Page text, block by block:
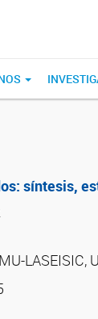
síntesis,
LASEISIC,